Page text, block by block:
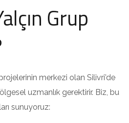
Grup
merkezi olan Silivri’de
uzmanlık gerektirir. Biz, bu
sunuyoruz: